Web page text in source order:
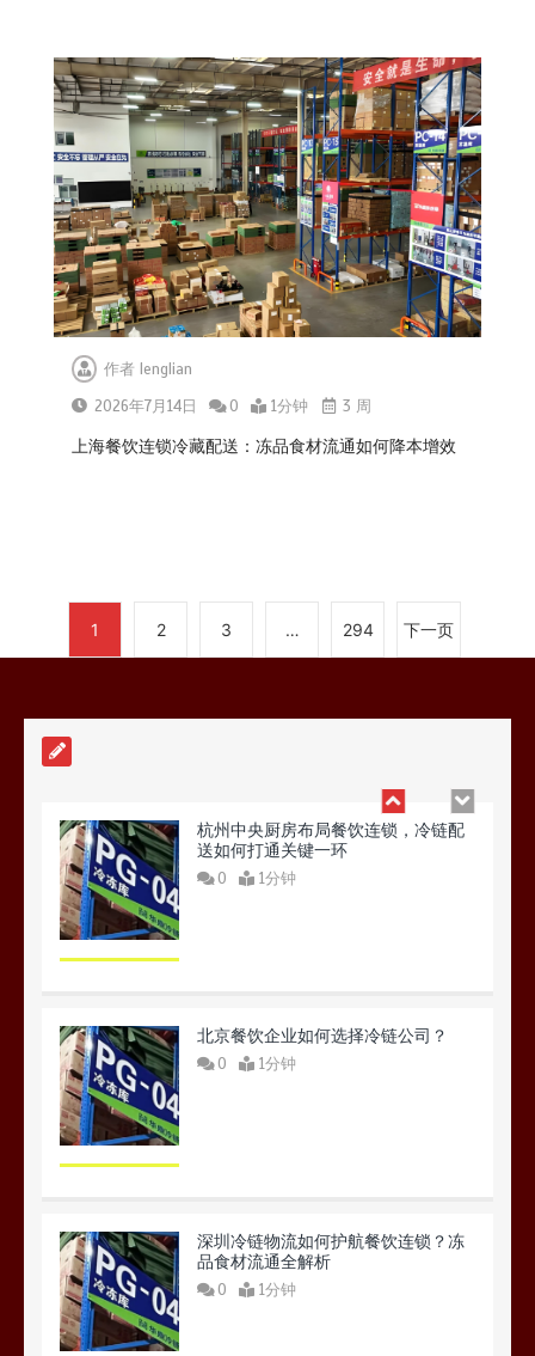
作者 lenglian
2026年7月14日
0 1分钟 3 周
上海餐饮连锁冷藏配送：冻品食材流通如何降本增效
1 2 3 … 294 下一页
0 1分钟
北京餐饮企业如何选择冷链公司？
0 1分钟
深圳冷链物流如何护航餐饮连锁？冻
品食材流通全解析
上海餐饮连锁加速，冷链配送如何破
杭州中央厨房布局餐饮连锁，冷链配
送如何打通关键一环
0 1分钟
北京餐饮企业如何选择冷链公司？
0 1分钟
深圳冷链物流如何护航餐饮连锁？冻
品食材流通全解析
0 1分钟